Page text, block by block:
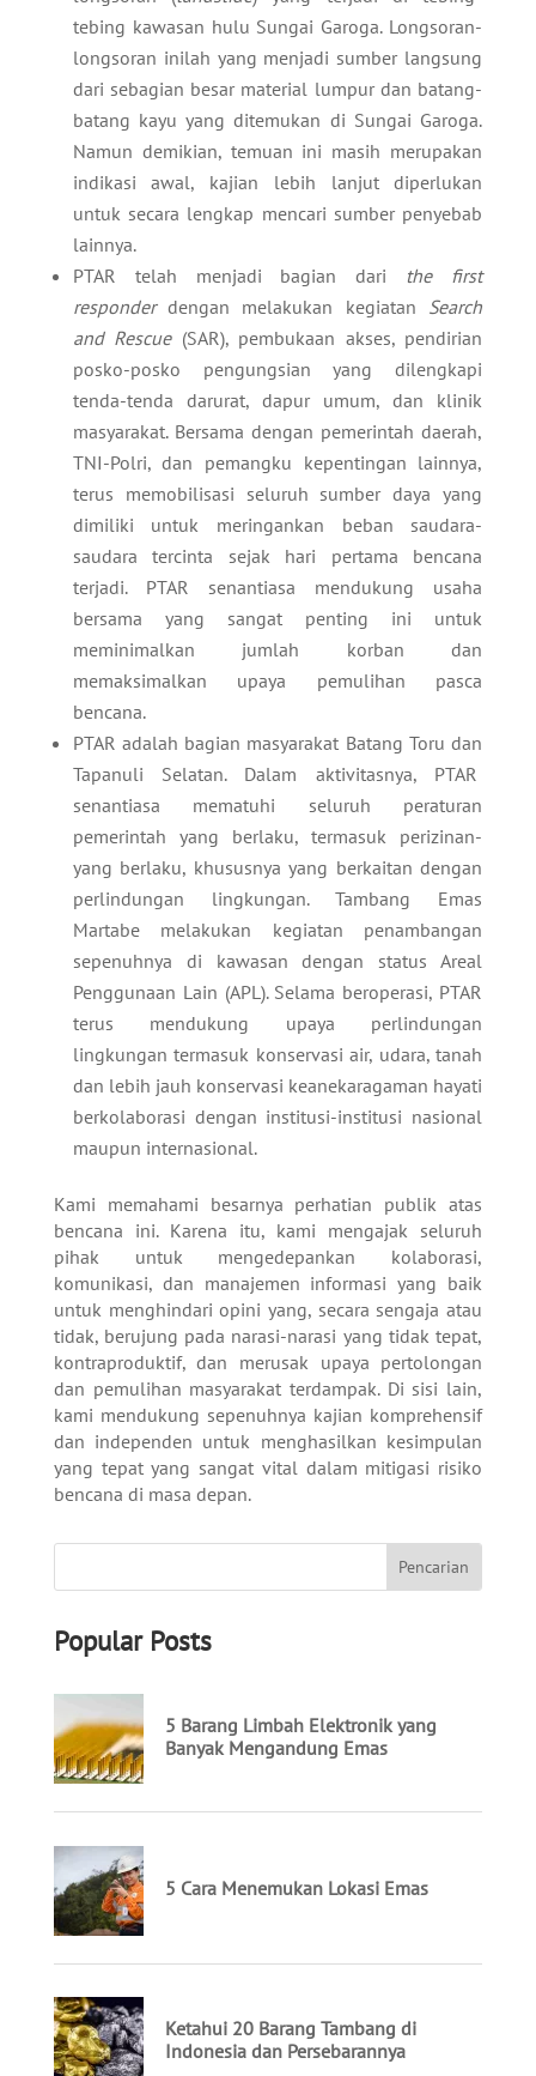
tebing kawasan hulu Sungai Garoga. Longsoran-
longsoran inilah yang menjadi sumber langsung
dari sebagian besar material lumpur dan batang-
batang kayu yang ditemukan di Sungai Garoga.
Namun demikian, temuan ini masih merupakan
indikasi awal, kajian lebih lanjut diperlukan
untuk secara lengkap mencari sumber penyebab
lainnya.
PTAR telah menjadi bagian dari the first
responderdengan melakukan kegiatan Search
and Rescue(SAR), pembukaan akses, pendirian
posko-posko pengungsian yang dilengkapi
tenda-tenda darurat, dapur umum, dan klinik
masyarakat. Bersama dengan pemerintah daerah,
TNI-Polri, dan pemangku kepentingan lainnya,
terus memobilisasi seluruh sumber daya yang
dimiliki untuk meringankan beban saudara-
saudara tercinta sejak hari pertama bencana
terjadi. PTAR senantiasa mendukung usaha
bersama yang sangat penting ini untuk
meminimalkan jumlah korban dan
memaksimalkan upaya pemulihan pasca
bencana.
PTAR adalah bagian masyarakat Batang Toru dan
Tapanuli Selatan. Dalam aktivitasnya, PTAR
senantiasa mematuhi seluruh peraturan
pemerintah yang berlaku, termasuk perizinan-
yang berlaku, khususnya yang berkaitan dengan
perlindungan lingkungan. Tambang Emas
Martabe melakukan kegiatan penambangan
sepenuhnya di kawasan dengan status Areal
Penggunaan Lain (APL). Selama beroperasi, PTAR
terus mendukung upaya perlindungan
lingkungan termasuk konservasi air, udara, tanah
dan lebih jauh konservasi keanekaragaman hayati
berkolaborasi dengan institusi-institusi nasional
maupun internasional.
Kami memahami besarnya perhatian publik atas
bencana ini. Karena itu, kami mengajak seluruh
pihak untuk mengedepankan kolaborasi,
komunikasi, dan manajemen informasi yang baik
untuk menghindari opini yang, secara sengaja atau
tidak, berujung pada narasi-narasi yang tidak tepat,
kontraproduktif, dan merusak upaya pertolongan
dan pemulihan masyarakat terdampak. Di sisi lain,
kami mendukung sepenuhnya kajian komprehensif
dan independen untuk menghasilkan kesimpulan
yang tepat yang sangat vital dalam mitigasi risiko
bencana di masa depan.
Popular Posts